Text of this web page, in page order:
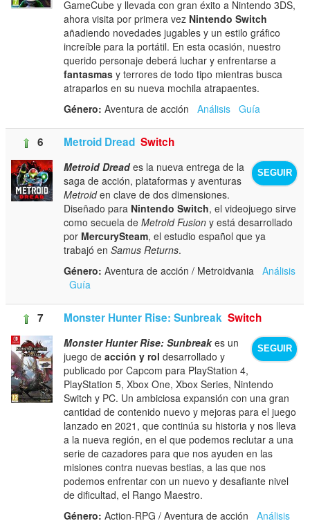
GameCube y llevada con gran éxito a Nintendo 3DS,
ahora visita por primera vez Nintendo Switch
añadiendo novedades jugables y un estilo gráfico
increíble para la portátil. En esta ocasión, nuestro
querido personaje deberá luchar y enfrentarse a
fantasmas y terrores de todo tipo mientras busca
atraparlos en su nueva mochila atrapaentes.
Género: Aventura de acciónAnálisis Guía
6 Metroid Dread Switch
SEGUIR
Metroid Dreades la nueva entrega de la
saga de acción, plataformas y aventuras
Metroiden clave de dos dimensiones.
Diseñado para Nintendo Switch, el videojuego sirve
como secuela deMetroid Fusion y está desarrollado
por MercurySteam, el estudio español que ya
trabajó enSamus Returns.
Género: Aventura de acción / MetroidvaniaAnálisis
Guía
7 Monster Hunter Rise: Sunbreak Switch
SEGUIR
Monster Hunter Rise: Sunbreakes un
juego deacción y rol desarrollado y
publicado por Capcom para PlayStation 4,
PlayStation 5, Xbox One, Xbox Series, Nintendo
Switch y PC. Un ambiciosa expansión con una gran
cantidad de contenido nuevo y mejoras para el juego
lanzado en 2021, que continúa su historia y nos lleva
a la nueva región, en el que podemos reclutar a una
serie de cazadores para que nos ayuden en las
misiones contra nuevas bestias, a las que nos
podemos enfrentar con un nuevo y desafiante nivel
de dificultad, el Rango Maestro.
Género: Action-RPG / Aventura de acciónAnálisis